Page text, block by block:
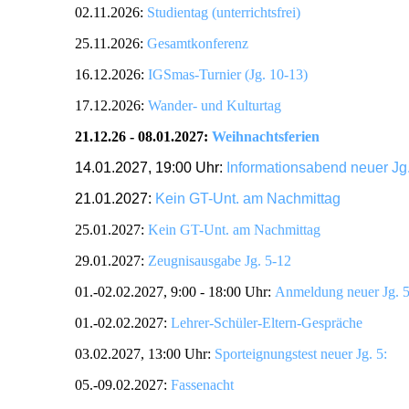
02.11.2026: Studientag (unterrichtsfrei)
25.11.2026: Gesamtkonferenz
16.12.2026: IGSmas-Turnier (Jg. 10-13)
17.12.2026: Wander- und Kulturtag
21.12.26 - 08.01.2027: Weihnachtsferien
14.01.2027, 19:00 Uhr: Informationsabend neuer
21.01.2027: Kein GT-Unt. am Nachmittag
25.01.2027: Kein GT-Unt. am Nachmittag
29.01.2027: Zeugnisausgabe Jg. 5-12
01.-02.02.2027, 9:00 - 18:00 Uhr: Anmeldung neuer Jg. 5
01.-02.02.2027: Lehrer-Schüler-Eltern-Gespräche
03.02.2027, 13:00 Uhr: Sporteignungstest neuer Jg. 5:
05.-09.02.2027: Fassenacht